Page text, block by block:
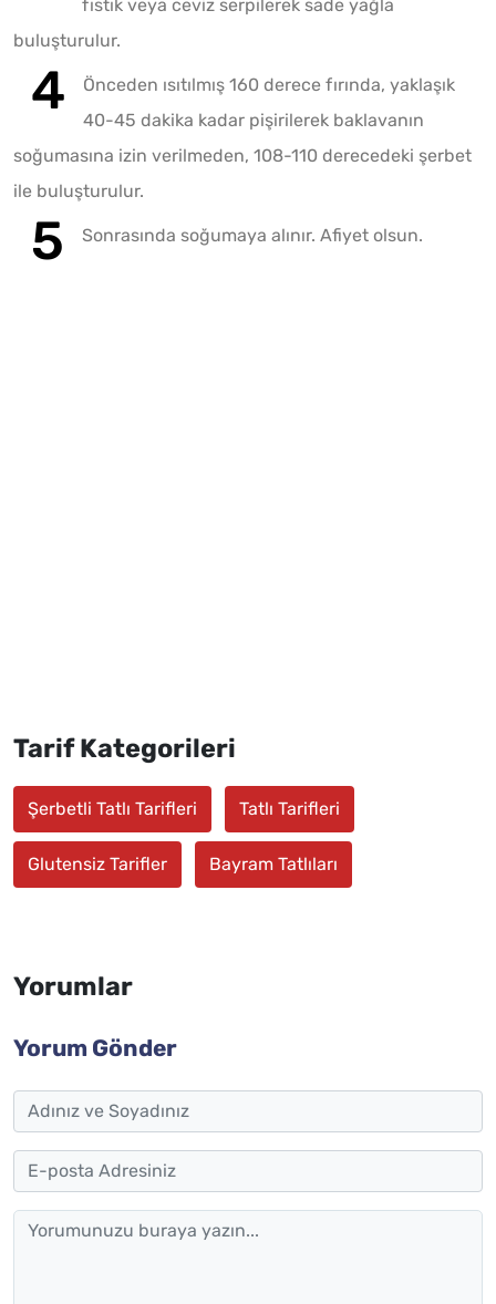
fıstık veya ceviz serpilerek sade yağla
buluşturulur.
Önceden ısıtılmış 160 derece fırında, yaklaşık
40-45 dakika kadar pişirilerek baklavanın
soğumasına izin verilmeden, 108-110 derecedeki şerbet
ile buluşturulur.
Sonrasında soğumaya alınır. Afiyet olsun.
Tarif Kategorileri
Şerbetli Tatlı Tarifleri Tatlı Tarifleri
Glutensiz Tarifler Bayram Tatlıları
Yorumlar
Yorum Gönder